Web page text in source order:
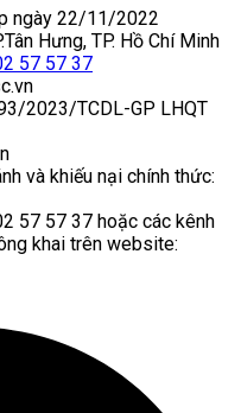
ngày 22/11/2022
Hưng, TP. Hồ Chí Minh
57 57 37
2023/TCDL-GP LHQT
và khiếu nại chính thức:
57 57 37 hoặc các kênh
khai trên website: